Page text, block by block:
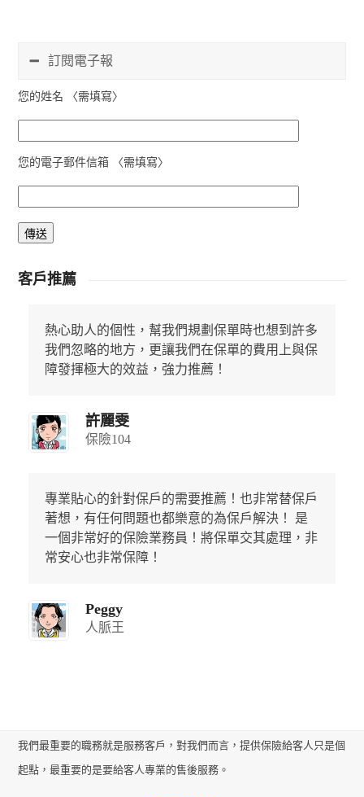
訂閱電子報
您的姓名 〈需填寫〉
您的電子郵件信箱 〈需填寫〉
客戶推薦
熱心助人的個性，幫我們規劃保單時也想到許多
我們忽略的地方，更讓我們在保單的費用上與保
障發揮極大的效益，強力推薦！
許麗雯
保險104
專業貼心的針對保戶的需要推薦！也非常替保戶
著想，有任何問題也都樂意的為保戶解決！ 是
一個非常好的保險業務員！將保單交其處理，非
常安心也非常保障！
Peggy
人脈王
我們最重要的職務就是服務客戶，對我們而言，提供保險給客人只是個
起點，最重要的是要給客人專業的售後服務。